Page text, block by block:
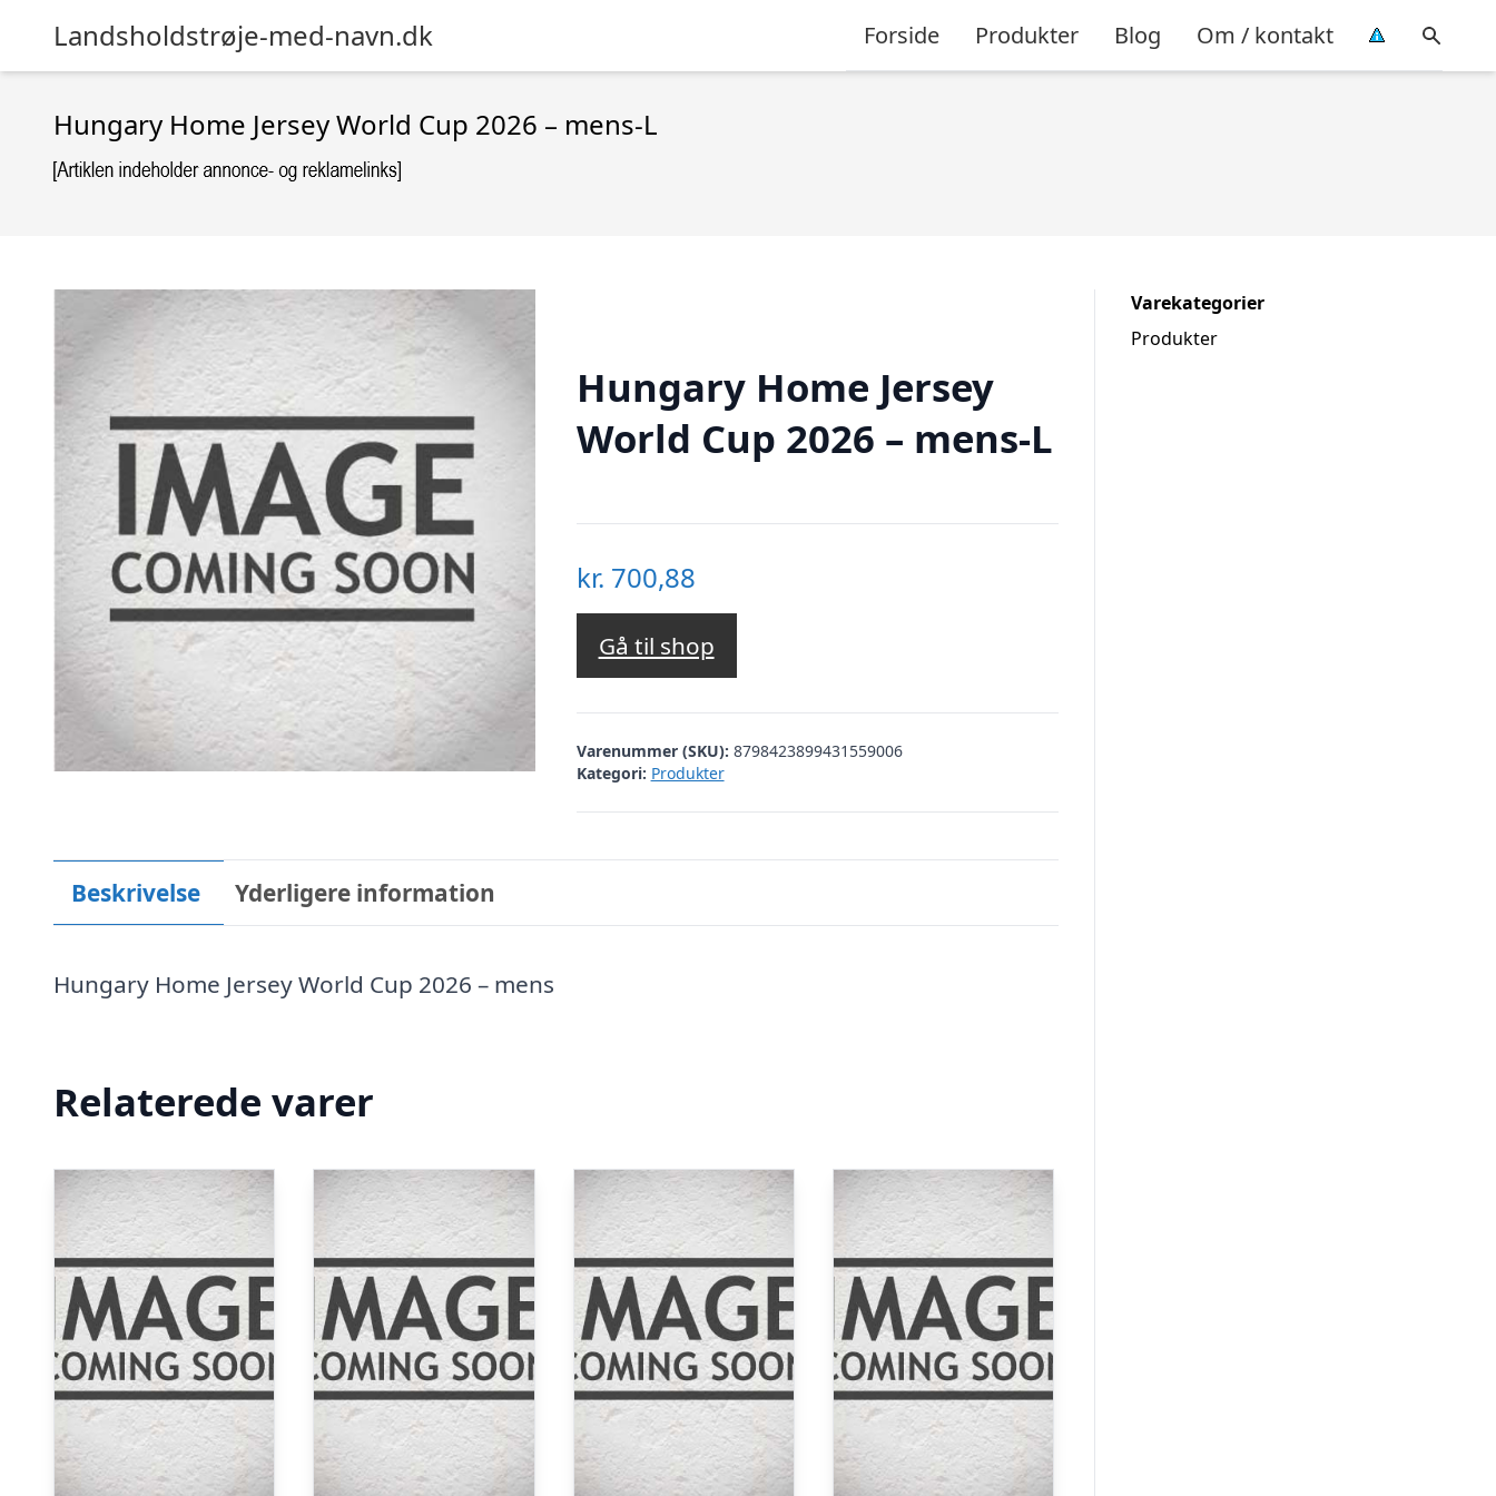
Landsholdstrøje-med-navn.dk Forside Produkter Blog Om / kontakt
Hungary Home Jersey World Cup 2026 – mens-L
Hungary Home Jersey
World Cup 2026 – mens-L
kr. 700,88
Gå til shop
Varenummer (SKU): 8798423899431559006
Kategori: Produkter
Beskrivelse Yderligere information
Hungary Home Jersey World Cup 2026 – mens
Relaterede varer
Varekategorier
Produkter